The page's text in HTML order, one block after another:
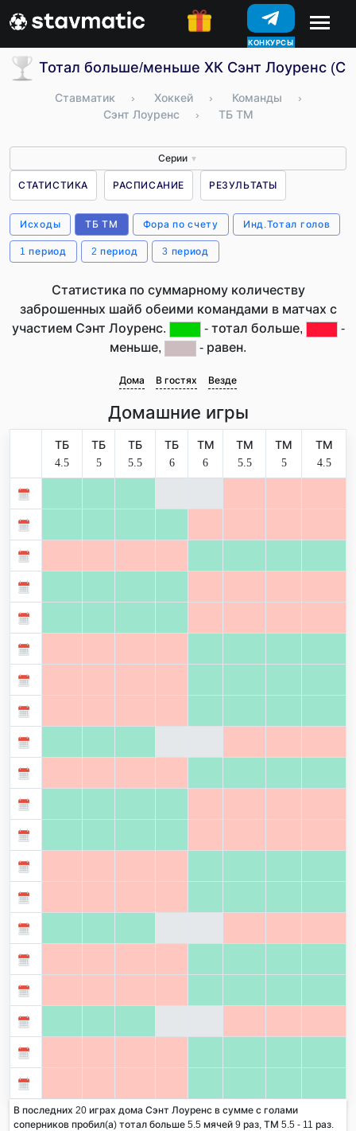
КОНКУРСЫ
Тотал больше/меньше ХК Сэнт Лоуренс
Ставматик › Хоккей › Команды
›
Сэнт Лоуренс
› ТБ ТМ
Серии ▼
СТАТИСТИКА РАСПИСАНИЕ РЕЗУЛЬТАТЫ
Исходы ТБ ТМ Фора по счету Инд.Тотал голов
1 период 2 период 3 период
Статистика по суммарному количеству
заброшенных шайб обеими командами в матчах с
участием Сэнт Лоуренс.
- тотал больше,
-
меньше,
- равен.
Дома В гостях Везде
Домашние игры
ТБ
4.5
ТБ
5
ТБ
5.5
ТБ
6
ТМ
6
ТМ
5.5
ТМ
5
ТМ
4.5
В последних 20 играх дома Сэнт Лоуренс в сумме с голами
соперников пробил(а) тотал больше 5.5 мячей 9 раз, ТМ 5.5 - 11 раз.